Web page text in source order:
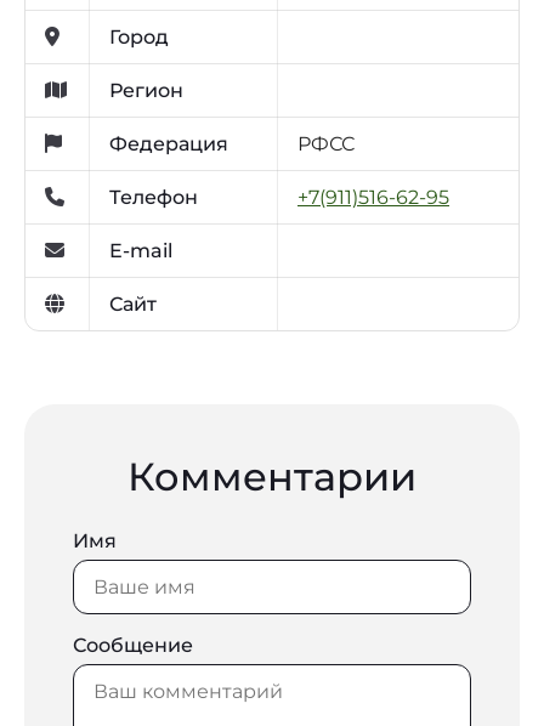
Город
Регион
Федерация РФСС
Телефон +7(911)516-62-95
E-mail
Сайт
Комментарии
Имя
Сообщение